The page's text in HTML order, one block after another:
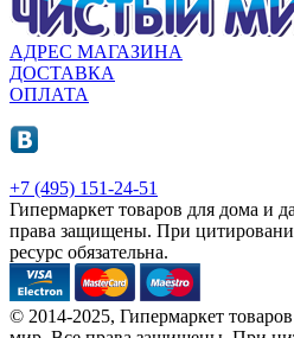
АДРЕС МАГАЗИНА
ДОСТАВКА
ОПЛАТА
+7 (495) 151-24-51
Гипермаркет товаров для дома и
права защищены. При
ресурс обязательна.
© 2014-2025, Гипермаркет